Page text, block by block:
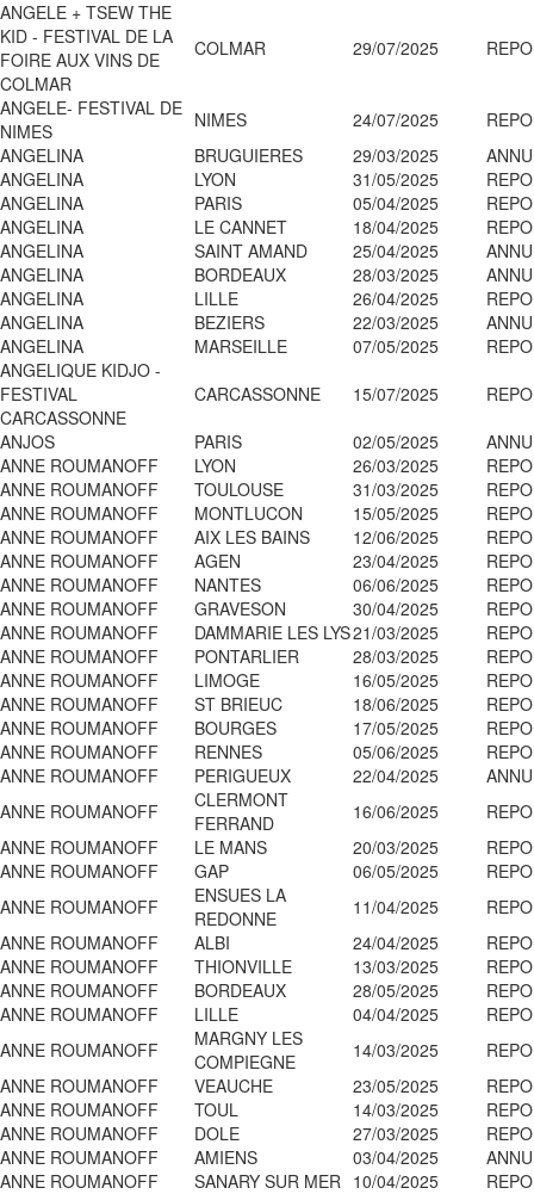
ANGELE + TSEW THE
KID - FESTIVAL DE LA
FOIRE AUX VINS DE
COLMAR
COLMAR 29/07/2025
ANGELE- FESTIVAL DE
NIMES
NIMES 24/07/2025
ANGELINA
BRUGUIERES 29/03/2025
ANGELINA
LYON 31/05/2025
ANGELINA
PARIS 05/04/2025
ANGELINA
LE CANNET 18/04/2025
ANGELINA
SAINT AMAND 25/04/2025
ANGELINA
BORDEAUX 28/03/2025
ANGELINA
LILLE 26/04/2025
ANGELINA
BEZIERS 22/03/2025
ANGELINA
MARSEILLE 07/05/2025
ANGELIQUE KIDJO -
FESTIVAL
CARCASSONNE
CARCASSONNE 15/07/2025
ANJOS
PARIS 02/05/2025
ANNE ROUMANOFF
LYON 26/03/2025
ANNE ROUMANOFF
TOULOUSE 31/03/2025
ANNE ROUMANOFF
MONTLUCON 15/05/2025
ANNE ROUMANOFF
AIX LES BAINS 12/06/2025
ANNE ROUMANOFF
AGEN 23/04/2025
ANNE ROUMANOFF
NANTES 06/06/2025
ANNE ROUMANOFF
GRAVESON 30/04/2025
ANNE ROUMANOFF
DAMMARIE LES LYS21/03/2025
ANNE ROUMANOFF
PONTARLIER 28/03/2025
ANNE ROUMANOFF
LIMOGE 16/05/2025
ANNE ROUMANOFF
ST BRIEUC 18/06/2025
ANNE ROUMANOFF
BOURGES 17/05/2025
ANNE ROUMANOFF
RENNES 05/06/2025
ANNE ROUMANOFF
PERIGUEUX 22/04/2025
ANNE ROUMANOFF
CLERMONT
FERRAND
16/06/2025
ANNE ROUMANOFF
LE MANS 20/03/2025
ANNE ROUMANOFF
GAP 06/05/2025
ANNE ROUMANOFF
ENSUES LA
REDONNE
11/04/2025
ANNE ROUMANOFF
ALBI 24/04/2025
ANNE ROUMANOFF
THIONVILLE 13/03/2025
ANNE ROUMANOFF
BORDEAUX 28/05/2025
ANNE ROUMANOFF
LILLE 04/04/2025
ANNE ROUMANOFF
MARGNY LES
COMPIEGNE
14/03/2025
ANNE ROUMANOFF
VEAUCHE 23/05/2025
ANNE ROUMANOFF
TOUL 14/03/2025
ANNE ROUMANOFF
DOLE 27/03/2025
ANNE ROUMANOFF
AMIENS 03/04/2025
ANNE ROUMANOFF
SANARY SUR MER 10/04/2025